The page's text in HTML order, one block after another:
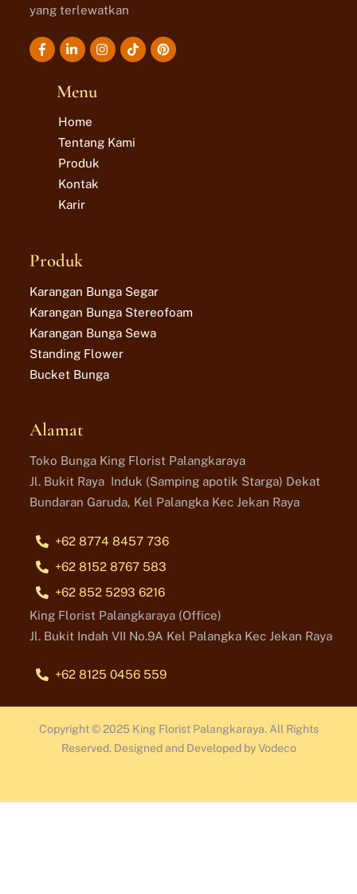
yang terlewatkan
Icon
Icon Icon Icon
Menu
Home
Tentang Kami
Produk
Kontak
Karir
Produk
Karangan Bunga Segar
Karangan Bunga Stereofoam
Karangan Bunga Sewa
Standing Flower
Bucket Bunga
Alamat
Toko Bunga King Florist Palangkaraya
Jl. Bukit Raya Induk (Samping apotik Starga) Dekat
Bundaran Garuda, Kel Palangka Kec Jekan Raya
+62 8774 8457 736
+62 8152 8767 583
+62 852 5293 6216
King Florist Palangkaraya (Office)
Jl. Bukit Indah VII No.9A Kel Palangka Kec Jekan Raya
+62 8125 0456 559
Copyright © 2025 King Florist Palangkaraya. All Rights
Reserved. Designed and Developed by Vodeco